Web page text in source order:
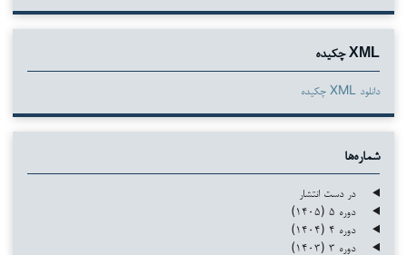
XML چکیده
دانلود XML چکیده
شماره‌ها
در دست انتشار
دوره ۵ (۱۴۰۵)
دوره ۴ (۱۴۰۴)
دوره ۳ (۱۴۰۳)